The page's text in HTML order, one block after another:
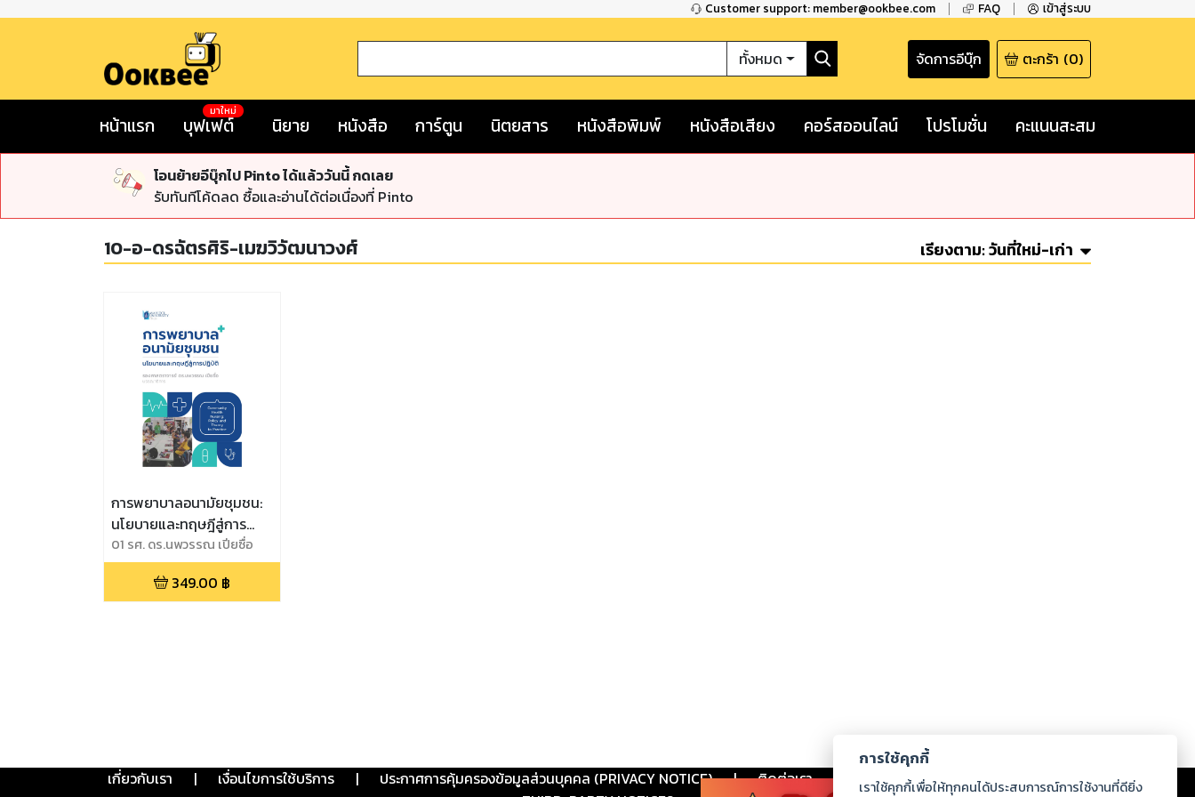
Customer support: member@ookbee.com FAQ เข้าสู่ระบบ
ทั้งหมด จัดการอีบุ๊ก ตะกร้า (0)
หน้าแรก บุฟเฟต์
มาใหม่
นิยาย หนังสือ การ์ตูน นิตยสาร หนังสือพิมพ์ หนังสือเสียง คอร์สออนไลน์ โปรโมชั่น คะแนนสะสม
โอนย้ายอีบุ๊กไป Pinto ได้แล้ววันนี้ กดเลย
รับทันทีโค้ดลด ซื้อและอ่านได้ต่อเนื่องที่ Pinto
10-อ-ดรฉัตรศิริ-เมฆวิวัฒนาวงศ์ เรียงตาม:วันที่ใหม่-เก่า
การพยาบาลอนามัยชุมชน:
นโยบายและทฤษฎีสู่การ
ปฏิบัติ
01 รศ. ดร.นพวรรณ เปียซื่อ
(บรรณาธิการ),02 รศ.
ดร.แสงทอง ธีระทองคำ,03 ผศ.
ดร.ผจงจิต ไกรถาวร,04 อ.
ศิริ เมฆวิวัฒนาวงศ์
349.00 ฿
เกี่ยวกับเรา | เงื่อนไขการใช้บริการ | ประกาศการคุ้มครองข้อมูลส่วนบุคคล (PRIVACY NOTICE) | ติดต่อเรา ร่วมงานกับเรา ดาวน์โหลด
การใช้คุกกี้
เราใช้คุกกี้เพื่อให้ทุกคนได้ประสบการณ์การใช้งานที่ดียิ่ง